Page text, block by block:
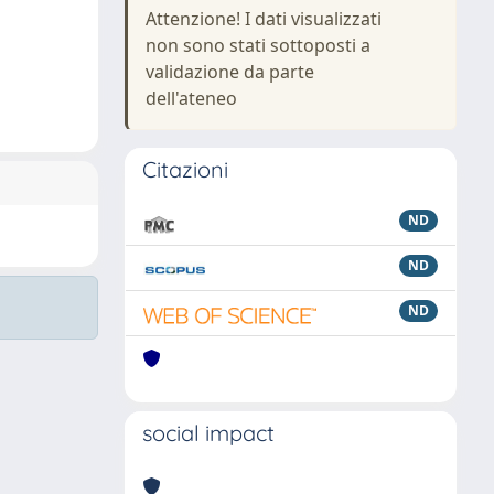
Attenzione! I dati visualizzati
non sono stati sottoposti a
validazione da parte
dell'ateneo
Citazioni
ND
ND
ND
social impact